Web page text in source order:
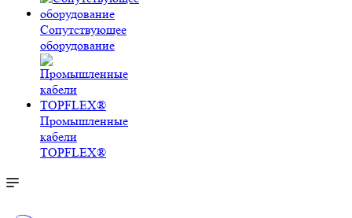
Сопутствующее
оборудование
Промышленные
кабели
TOPFLEX®